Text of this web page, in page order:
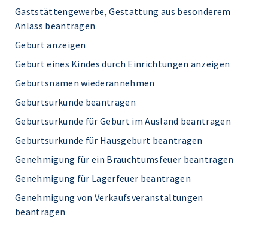
Gaststättengewerbe, Gestattung aus besonderem
Anlass beantragen
Geburt anzeigen
Geburt eines Kindes durch Einrichtungen anzeigen
Geburtsnamen wiederannehmen
Geburtsurkunde beantragen
Geburtsurkunde für Geburt im Ausland beantragen
Geburtsurkunde für Hausgeburt beantragen
Genehmigung für ein Brauchtumsfeuer beantragen
Genehmigung für Lagerfeuer beantragen
Genehmigung von Verkaufsveranstaltungen
beantragen